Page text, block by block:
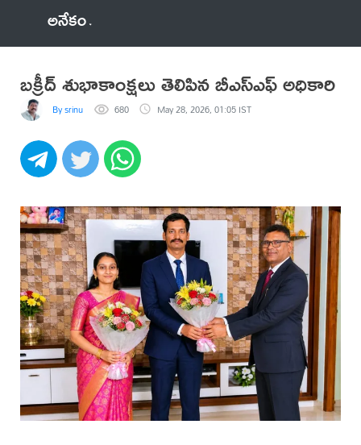
అనేకం
బక్రీద్ శుభాకాంక్షలు తెలిపిన బీఎస్ఎఫ్ అధికారి
By srinu 680 May 28, 2026, 01:05 IST